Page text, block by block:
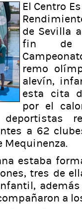
El Centro
de Sevilla
fin de
remo
alevín,
esta cita
por el
a 62
Mequinenza.
estaba
tres de
a